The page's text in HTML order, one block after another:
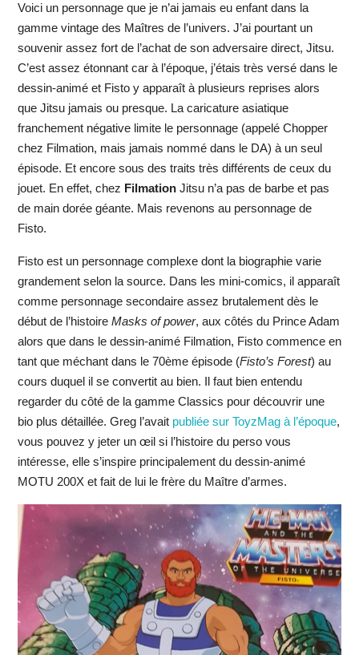
Voici un personnage que je n’ai jamais eu enfant dans la
gamme vintage des Maîtres de l’univers. J’ai pourtant un
souvenir assez fort de l’achat de son adversaire direct, Jitsu.
C’est assez étonnant car à l’époque, j’étais très versé dans le
dessin-animé et Fisto y apparaît à plusieurs reprises alors
que Jitsu jamais ou presque. La caricature asiatique
franchement négative limite le personnage (appelé Chopper
chez Filmation, mais jamais nommé dans le DA) à un seul
épisode. Et encore sous des traits très différents de ceux du
jouet. En effet, chez FilmationJitsu n’a pas de barbe et pas
de main dorée géante. Mais revenons au personnage de
Fisto.
Fisto est un personnage complexe dont la biographie varie
grandement selon la source. Dans les mini-comics, il apparaît
comme personnage secondaire assez brutalement dès le
début de l’histoire Masks of power, aux côtés du Prince Adam
alors que dans le dessin-animé Filmation, Fisto commence en
tant que méchant dans le 70ème épisode (Fisto’s Forest) au
cours duquel il se convertit au bien. Il faut bien entendu
regarder du côté de la gamme Classics pour découvrir une
bio plus détaillée. Greg l’avait publiée sur ToyzMag à l’époque,
vous pouvez y jeter un œil si l’histoire du perso vous
intéresse, elle s’inspire principalement du dessin-animé
MOTU 200X et fait de lui le frère du Maître d’armes.